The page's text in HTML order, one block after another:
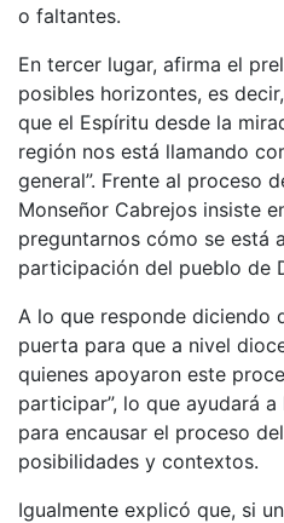
o faltantes.
En tercer lugar, afirma el
posibles horizontes, es
que el Espíritu desde la
región nos está llamando
general”. Frente al proceso
Monseñor Cabrejos insiste
preguntarnos cómo se está
participación del pueblo de
A lo que responde diciendo
puerta para que a nivel
quienes apoyaron este
participar”, lo que ayudará
para encausar el proceso
posibilidades y contextos.
Igualmente explicó que, si